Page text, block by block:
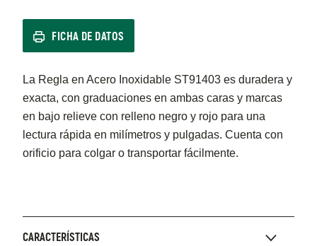
FICHA DE DATOS
La Regla en Acero Inoxidable ST91403 es duradera y
exacta, con graduaciones en ambas caras y marcas
en bajo relieve con relleno negro y rojo para una
lectura rápida en milímetros y pulgadas. Cuenta con
orificio para colgar o transportar fácilmente.
CARACTERÍSTICAS